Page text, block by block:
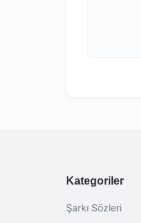
Kategoriler
Şarkı Sözleri